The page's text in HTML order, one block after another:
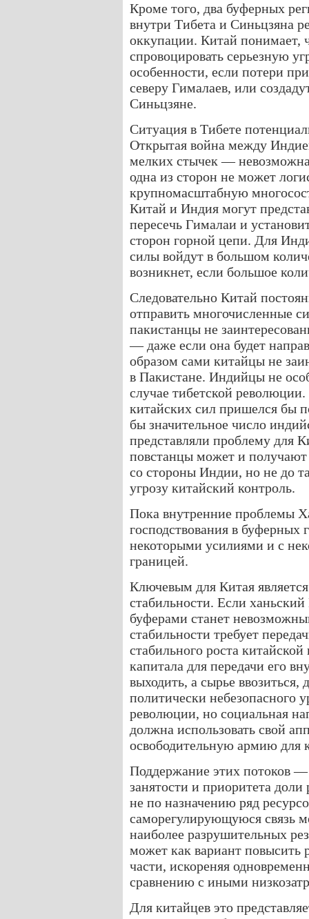
Кроме того, два буферных
внутри Тибета и Синьцзяна
оккупации. Китай понимает,
спровоцировать серьезную
особенности, если потери
северу Гималаев, или
Синьцзяне.
Ситуация в Тибете
Открытая война между
мелких стычек —
одна из сторон не может
крупномасштабную
Китай и Индия могут
пересечь Гималаи и
сторон горной цепи. Для
силы войдут в большом
возникнет, если большое
Следовательно Китай
отправить многочисленные
пакистанцы не
— даже если она будет
образом сами китайцы не
в Пакистане. Индийцы не
случае тибетской
китайских сил пришелся бы
бы значительное число
представляли проблему для
повстанцы может и
со стороны Индии, но не до
угрозу китайский контроль.
Пока внутренние проблемы
господствования в буферных
некоторыми усилиями и с
границей.
Ключевым для Китая
стабильности. Если
буферами станет
стабильности требует
стабильного роста
капитала для передачи его
выходить, а сырье ввозиться,
политически небезопасного
революции, но социальная
должна использовать свой
освободительную армию для
Поддержание этих потоков —
занятости и приоритета
не по назначению ряд
саморегулирующуюся связь
наиболее разрушительных
может как вариант повысить
части, искореняя
сравнению с иными
Для китайцев это